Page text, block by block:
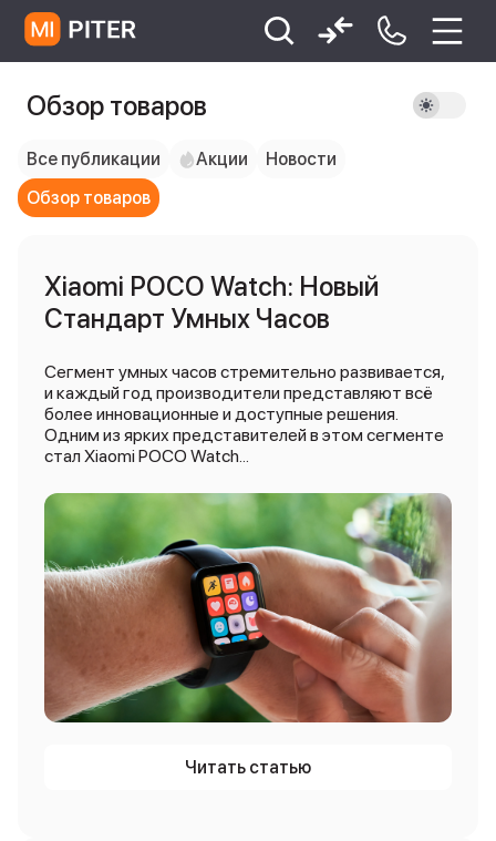
xiaomi Xiaomi 13
redmi 12c
Xiaomi 9 про
xiaomi redmi 12c
Обзор товаров
Все публикации Акции
Новости
Обзор товаров
Xiaomi POCO Watch: Новый
Стандарт Умных Часов
Сегмент умных часов стремительно развивается,
и каждый год производители представляют всё
более инновационные и доступные решения.
Одним из ярких представителей в этом сегменте
стал Xiaomi POCO Watch...
Читать статью